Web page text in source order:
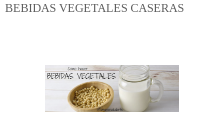
BEBIDAS VEGETALES CASERAS